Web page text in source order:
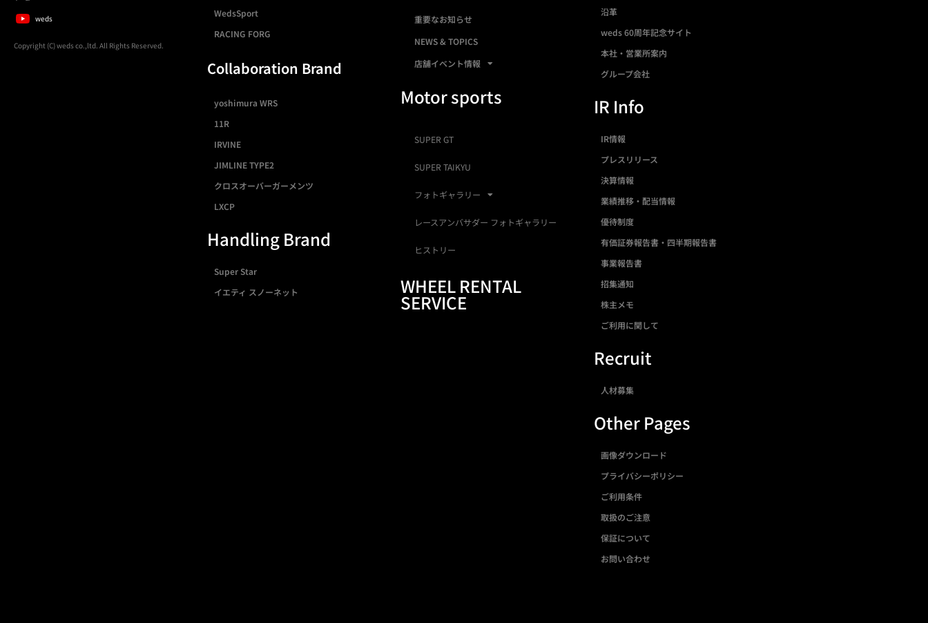
weds
Copyright (C) weds co.,ltd. All Rights Reserved.
WedsSport
RACING FORG
Collaboration Brand
yoshimura WRS
11R
IRVINE
JIMLINE TYPE2
クロスオーバーガーメンツ
LXCP
Handling Brand
Super Star
イエティ スノーネット
重要なお知らせ
NEWS & TOPICS
店舗イベント情報
Motor sports
SUPER GT
SUPER TAIKYU
フォトギャラリー
レースアンバサダー フォトギャラリー
ヒストリー
WHEEL RENTAL
SERVICE
沿革
weds 60周年記念サイト
本社・営業所案内
グループ会社
IR Info
IR情報
プレスリリース
決算情報
業績推移・配当情報
優待制度
有価証券報告書・四半期報告書
事業報告書
招集通知
株主メモ
ご利用に関して
Recruit
人材募集
Other Pages
画像ダウンロード
プライバシーポリシー
ご利用条件
取扱のご注意
保証について
お問い合わせ